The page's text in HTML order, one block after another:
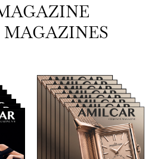
MAGAZINES